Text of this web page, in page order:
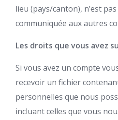
lieu (pays/canton), n’est
communiquée aux autres
Les droits que vous avez
Si vous avez un compte
recevoir un fichier
personnelles que nous
incluant celles que vous